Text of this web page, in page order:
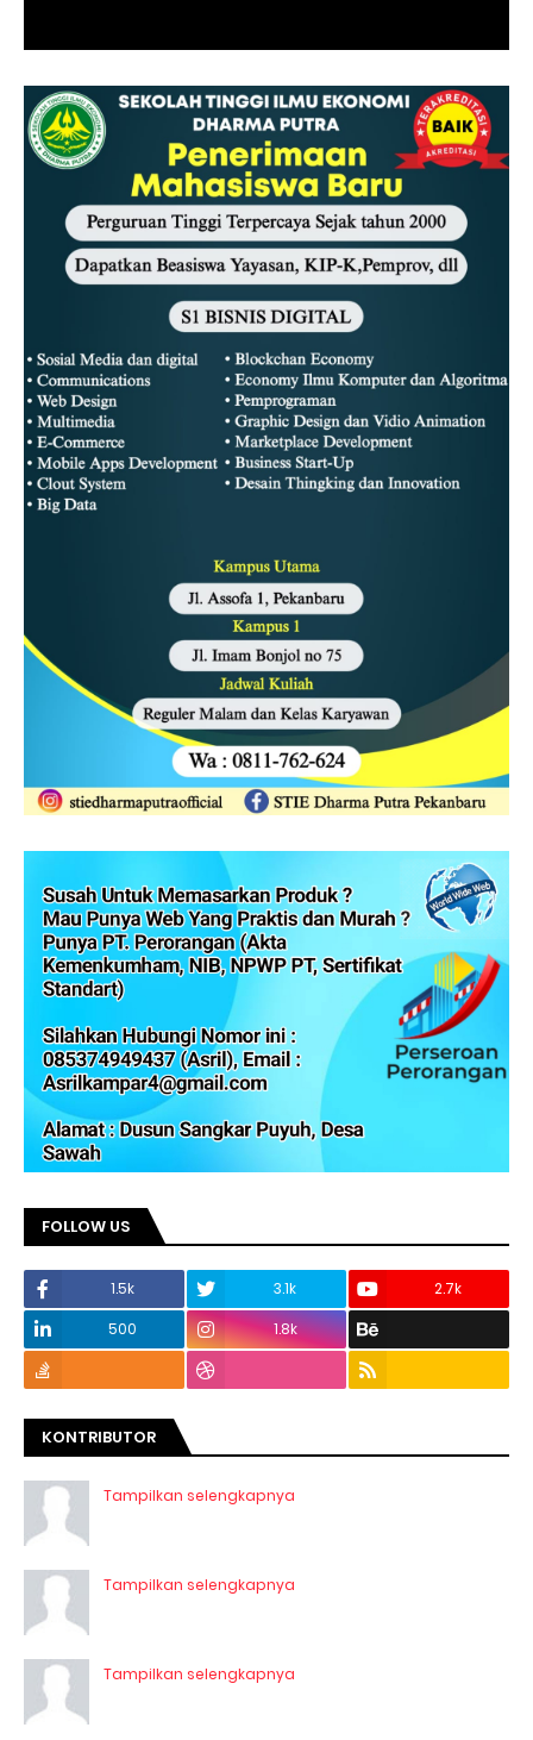
FOLLOW US
1.5k 3.1k
2.7k
500
1.8k
KONTRIBUTOR
Tampilkan selengkapnya
Tampilkan selengkapnya
Tampilkan selengkapnya